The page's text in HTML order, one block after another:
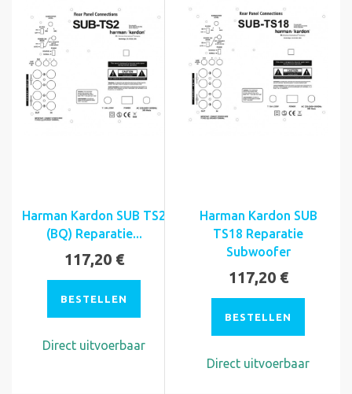
Harman Kardon SUB TS2
(BQ) Reparatie...
117,20 €
BESTELLEN
Direct uitvoerbaar
Harman Kardon SUB
TS18 Reparatie
Subwoofer
117,20 €
BESTELLEN
Direct uitvoerbaar